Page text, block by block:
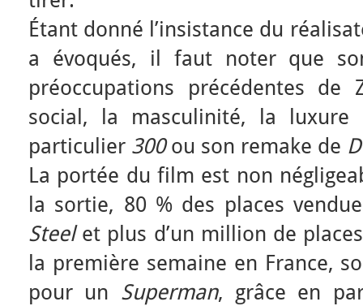
Étant donné l’insistance du
a évoqués, il faut noter que
préoccupations précédentes de
social, la masculinité, la
particulier 300ou son remake de
La portée du film est non
la sortie, 80 % des places
Steelet plus d’un million de
la première semaine en France,
pour un Superman, grâce en